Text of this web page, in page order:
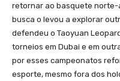
retornar ao basquete norte-
busca o levou a explorar
defendeu o Taoyuan
torneios em Dubai e em
por esses campeonatos
esporte, mesmo fora dos